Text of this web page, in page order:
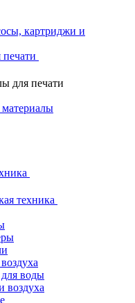
картриджи и
для печати
техника
воды
воздуха